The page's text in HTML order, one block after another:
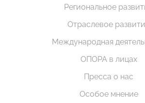
Региональное
Отраслевое
Международная
ОПОРА в лицах
Пресса о нас
Особое мнение